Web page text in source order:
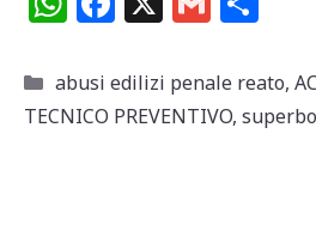
at
s
c
e
ai
l
n
di
Categorie
abusi edilizi penale reato,
TECNICO PREVENTIVO,